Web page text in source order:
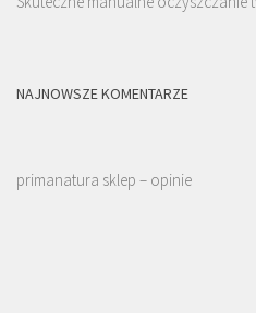
NAJNOWSZE KOMENTARZE
primanatura sklep – opinie